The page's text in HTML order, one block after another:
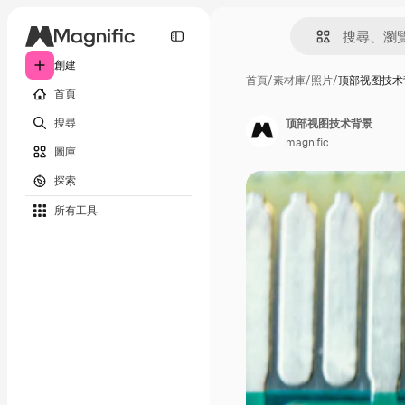
創建
首頁
搜尋
圖庫
探索
所有工具
首頁/素材庫/照片/顶部视图技
顶部视图技术背景
magnific